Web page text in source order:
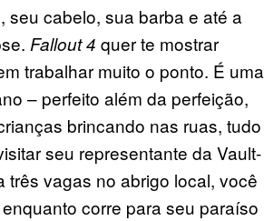
cabelo, sua barba e até a
Fallout 4 quer te mostrar
trabalhar muito o ponto. É uma
– perfeito além da perfeição,
brincando nas ruas, tudo
seu representante da Vault-
vagas no abrigo local, você
corre para seu paraíso